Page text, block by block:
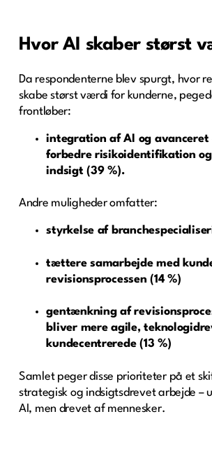
Hvor AI skaber størst
Da respondenterne blev spurgt, hvor
skabe størst værdi for kunderne,
frontløber:
integration af AI og avanceret
forbedre risikoidentifikation
indsigt (39 %).
Andre muligheder omfatter:
styrkelse af
tættere samarbejde med
revisionsprocessen (14 %)
gentænkning af
bliver mere agile,
kundecentrerede (13 %)
Samlet peger disse prioriteter på et
strategisk og indsigtsdrevet arbejde –
AI, men drevet af mennesker.